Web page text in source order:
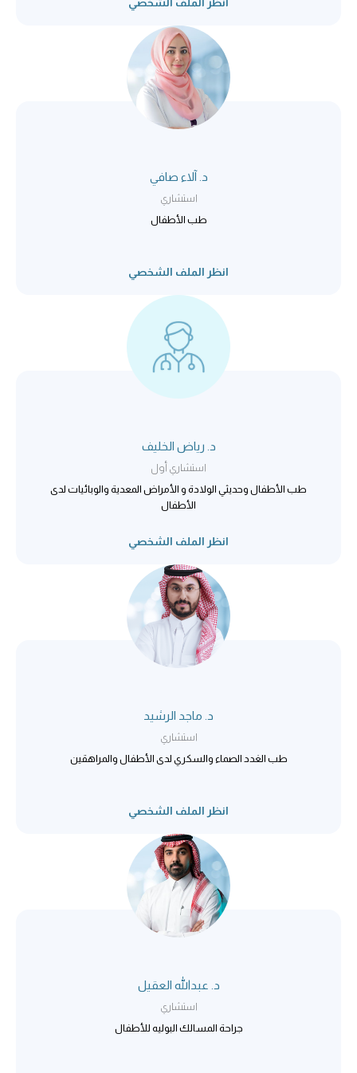
د. آلاء صافي
استشاري
طب الأطفال
انظر الملف الشخصي
د. رياض الخليف
استشاري أول
طب الأطفال وحديثي الولادة و الأمراض المعدية والوبائيات لدى
الأطفال
انظر الملف الشخصي
د. ماجد الرشيد
استشاري
طب الغدد الصماء والسكري لدى الأطفال والمراهقين
انظر الملف الشخصي
د. عبدالله العقيل
استشاري
جراحة المسالك البوليه للأطفال